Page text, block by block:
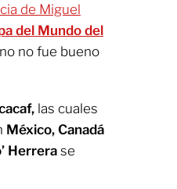
de Miguel
del Mundo del
no fue bueno
las cuales
México, Canadá
Herrera se